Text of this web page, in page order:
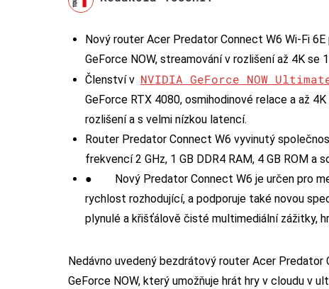
Nový router Acer Predator Connect W6 Wi-Fi
GeForce NOW, streamování v rozlišení až 4K se
Členství v NVIDIA GeForce NOW
GeForce RTX 4080, osmihodinové relace a až
rozlišení a s velmi nízkou latencí.
Router Predator Connect W6 vyvinutý
frekvencí 2 GHz, 1 GB DDR4 RAM, 4 GB ROM a
● Nový Predator Connect W6 je určen pro
rychlost rozhodující, a podporuje také novou
plynulé a křišťálově čisté multimediální zážitky,
Nedávno uvedený bezdrátový router Acer
GeForce NOW, který umožňuje hrát hry v cloudu v